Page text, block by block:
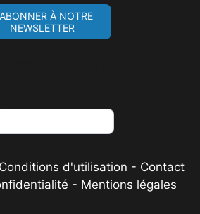
À NOTRE
NEWSLETTER
Conditions d'utilisation - Contact
- Mentions légales